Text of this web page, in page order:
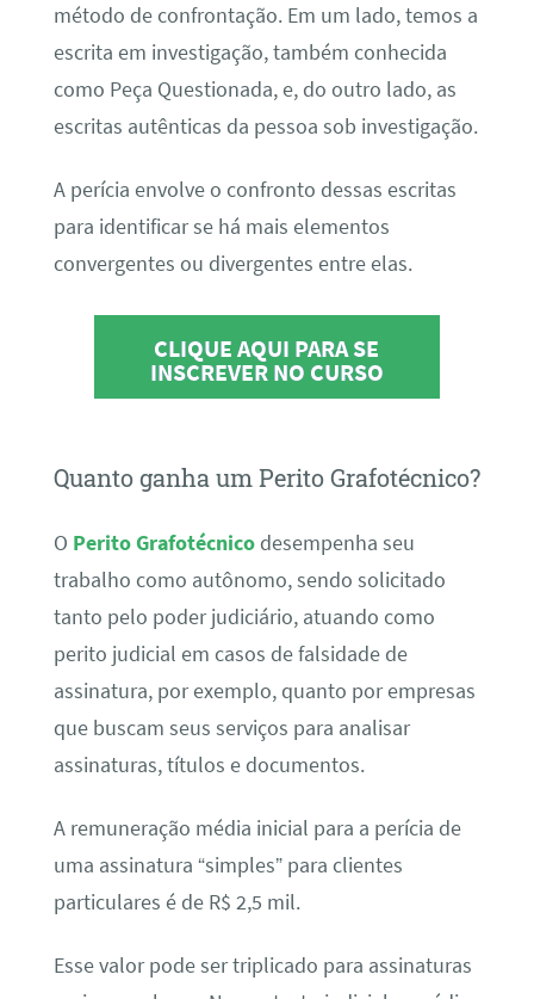
método de confrontação. Em um lado, temos a
escrita em investigação, também conhecida
como Peça Questionada, e, do outro lado, as
escritas autênticas da pessoa sob investigação.
A perícia envolve o confronto dessas escritas
para identificar se há mais elementos
convergentes ou divergentes entre elas.
CLIQUE AQUI PARA SE
INSCREVER NO CURSO
Quanto ganha um Perito Grafotécnico?
O Perito Grafotécnicodesempenha seu
trabalho como autônomo, sendo solicitado
tanto pelo poder judiciário, atuando como
perito judicial em casos de falsidade de
assinatura, por exemplo, quanto por empresas
que buscam seus serviços para analisar
assinaturas, títulos e documentos.
A remuneração média inicial para a perícia de
uma assinatura “simples” para clientes
particulares é de R$ 2,5 mil.
Esse valor pode ser triplicado para assinaturas